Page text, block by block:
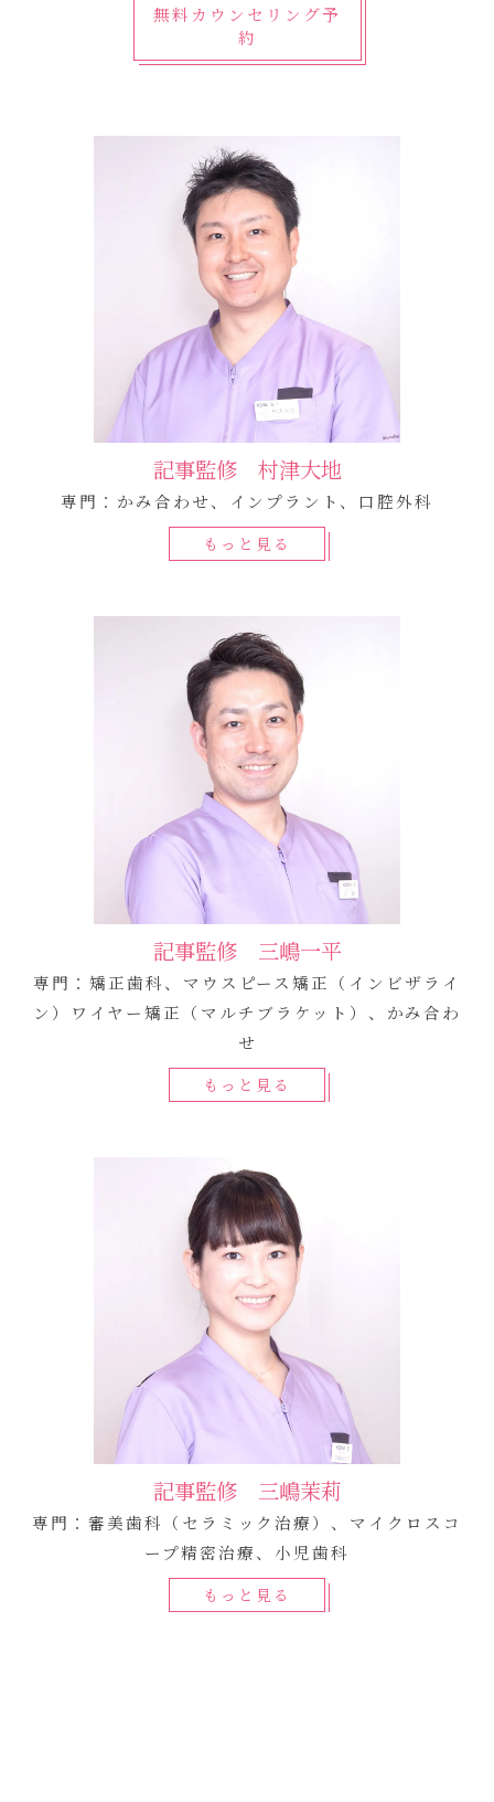
無料カウンセリング予
約
記事監修 村津大地
専門：かみ合わせ、インプラント、口腔外科
もっと見る
記事監修 三嶋一平
専門：矯正歯科、マウスピース矯正（インビザライ
ン）ワイヤー矯正（マルチブラケット）、かみ合わ
せ
もっと見る
記事監修 三嶋茉莉
専門：審美歯科（セラミック治療）、マイクロスコ
ープ精密治療、小児歯科
もっと見る